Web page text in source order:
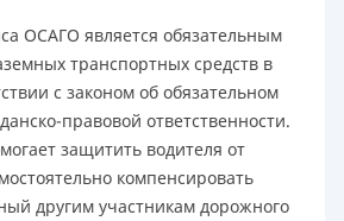
ОСАГО является обязательным
транспортных средств в
с законом об обязательном
правовой ответственности.
защитить водителя от
компенсировать
другим участникам дорожного